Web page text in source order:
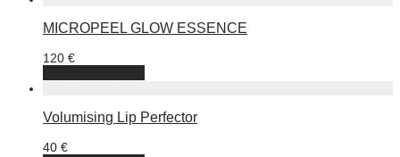
MICROPEEL GLOW ESSENCE
120 €
Volumising Lip Perfector
40 €